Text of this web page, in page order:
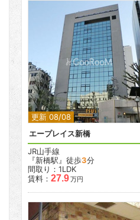
更新 08/08
2
エープレイス新橋
JR山手線
『新橋駅』徒歩3分
間取り：1LDK
賃料： 27.9万円